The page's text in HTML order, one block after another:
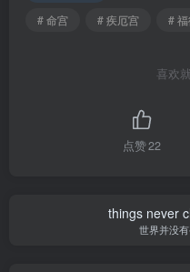
# 命宫
# 疾厄宫 #
喜欢
点赞22
things never
世界并没